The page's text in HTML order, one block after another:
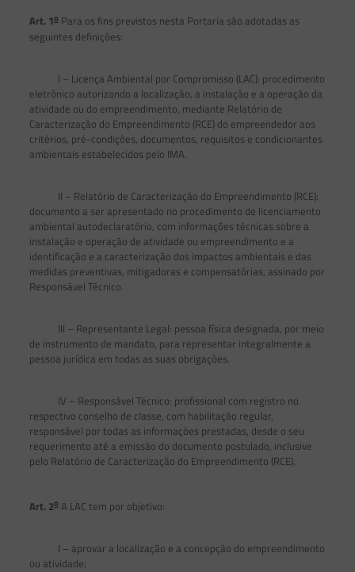
Art. 1oPara os fins previstos nesta Portaria são adotadas as
seguintes definições:
I – Licença Ambiental por Compromisso (LAC): procedimento
eletrônico autorizando a localização, a instalação e a operação da
atividade ou do empreendimento, mediante Relatório de
Caracterização do Empreendimento (RCE) do empreendedor aos
critérios, pré-condições, documentos, requisitos e condicionantes
ambientais estabelecidos pelo IMA.
II – Relatório de Caracterização do Empreendimento (RCE):
documento a ser apresentado no procedimento de licenciamento
ambiental autodeclaratório, com informações técnicas sobre a
instalação e operação de atividade ou empreendimento e a
identificação e a caracterização dos impactos ambientais e das
medidas preventivas, mitigadoras e compensatórias, assinado por
Responsável Técnico.
III – Representante Legal: pessoa física designada, por meio
de instrumento de mandato, para representar integralmente a
pessoa jurídica em todas as suas obrigações.
IV – Responsável Técnico: profissional com registro no
respectivo conselho de classe, com habilitação regular,
responsável por todas as informações prestadas, desde o seu
requerimento até a emissão do documento postulado, inclusive
pelo Relatório de Caracterização do Empreendimento (RCE).
Art. 2oA LAC tem por objetivo:
I – aprovar a localização e a concepção do empreendimento
ou atividade;